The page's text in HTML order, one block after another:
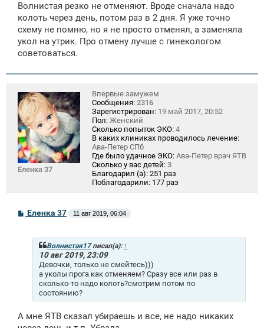
Волнистая резко не отменяют. Вроде сначала надо
колоть через день, потом раз в 2 дня. Я уже точно
схему не помню, но я не просто отменял, а заменяла
укол на утрик. Про отмену лучше с гинекологом
советоваться.
Еленка 37
Впервые замужем
Сообщения: 2316
Зарегистрирован: 19 май 2017, 20:52
Пол: Женский
Сколько попыток ЭКО: 4
В каких клиниках проводилось лечение:
Ава-Петер СПб
Где было удачное ЭКО: Ава-Петер врач ЯТВ
Сколько у вас детей: 3
Благодарил (а): 251 раз
Поблагодарили: 177 раз
СЕленка 37 11 авг 2019, 06:04
Волнистая17писал(а): ↑
10 авг 2019, 23:09
Девочки, только не смейтесь)))
а уколы прога как отменяем? Сразу все или раз в
сколько-то надо колоть?смотрим потом по
состоянию?
А мне ЯТВ сказал убираешь и все, не надо никаких